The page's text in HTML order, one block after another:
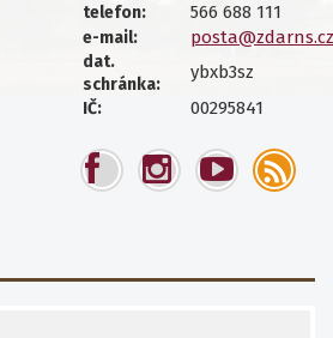
telefon: 566 688 111
e-mail: posta@zdarns.cz
dat.
schránka:
ybxb3sz
IČ: 00295841